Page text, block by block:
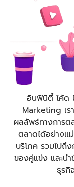
อินฟินิตี้ โค้ด
Marketing เร
ผลลัพธ์ทางการต
ตลาดได้อย่างแ
บริโภค รวมไปถึ
ของคู่แข่ง และนำ
ธุรกิ